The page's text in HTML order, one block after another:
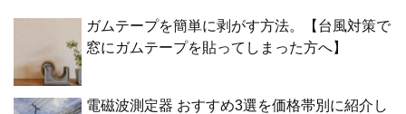
ガムテープを簡単に剥がす方法。【台風対策で
窓にガムテープを貼ってしまった方へ】
電磁波測定器 おすすめ3選を価格帯別に紹介し